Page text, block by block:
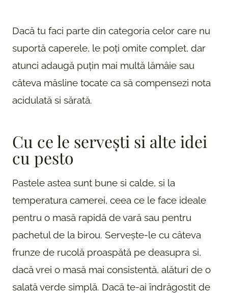
Dacă tu faci parte din categoria celor care nu
suportă caperele, le poți omite complet, dar
atunci adaugă puțin mai multă lămâie sau
câteva măsline tocate ca să compensezi nota
acidulată si sărată.
Cu ce le servești si alte idei
cu pesto
Pastele astea sunt bune si calde, si la
temperatura camerei, ceea ce le face ideale
pentru o masă rapidă de vară sau pentru
pachetul de la birou. Servește-le cu câteva
frunze de rucolă proaspătă pe deasupra si,
dacă vrei o masă mai consistentă, alături de o
salată verde simplă. Dacă te-ai îndrăgostit de